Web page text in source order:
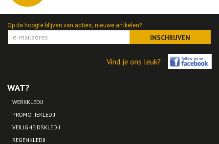
Op de hoogte blijven van acties, nieuwe artikelen?
INSCHRIJVEN
Vind je ons leuk?
WAT?
WERKKLEDIJ
PROMOTIEKLEDIJ
VEILIGHEIDSKLEDIJ
REGENKLEDIJ